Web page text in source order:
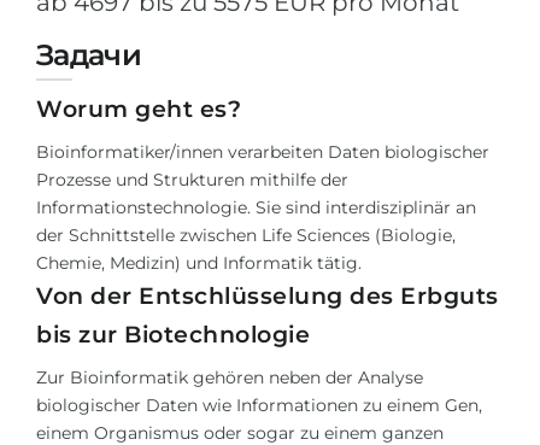
Задачи
Worum geht es?
Bioinformatiker/innen verarbeiten Daten biologischer
Prozesse und Strukturen mithilfe der
Informationstechnologie. Sie sind interdisziplinär an
der Schnittstelle zwischen Life Sciences (Biologie,
Chemie, Medizin) und Informatik tätig.
Von der Entschlüsselung des Erbguts
bis zur Biotechnologie
Zur Bioinformatik gehören neben der Analyse
biologischer Daten wie Informationen zu einem Gen,
einem Organismus oder sogar zu einem ganzen